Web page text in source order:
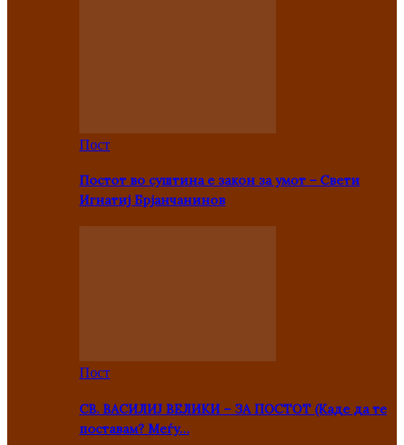
Пост
Постот во суштина е закон за умот – Свети
Игнатиј Брјанчанинов
Пост
СВ. ВАСИЛИЈ ВЕЛИКИ – ЗА ПОСТОТ (Каде да те
поставам? Меѓу…